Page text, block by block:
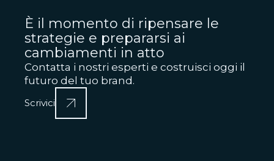
È il momento di ripensare le
strategie e prepararsi ai
cambiamenti in atto
Contatta i nostri esperti e costruisci oggi il
futuro del tuo brand.
Scrivici